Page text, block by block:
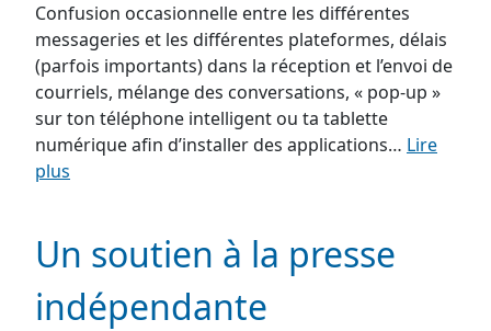
Confusion occasionnelle entre les différentes
messageries et les différentes plateformes, délais
(parfois importants) dans la réception et l’envoi de
courriels, mélange des conversations, « pop-up »
sur ton téléphone intelligent ou ta tablette
numérique afin d’installer des applications… Lire
plus
Un soutien à la presse
indépendante